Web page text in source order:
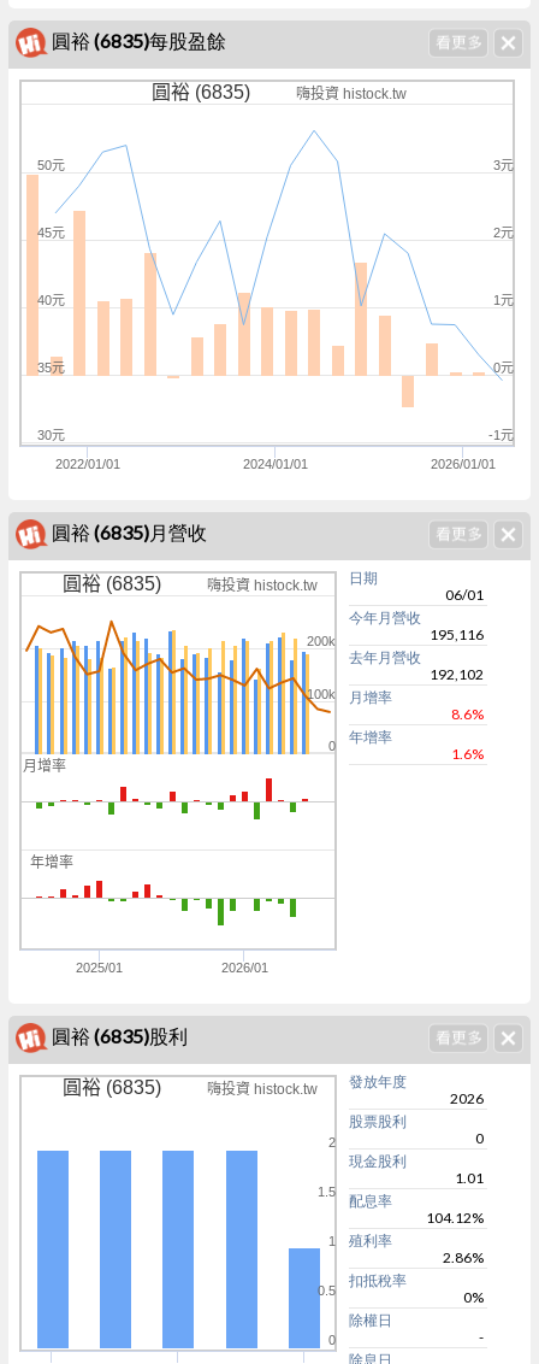
圓裕 (6835)每股盈餘
圓裕 (6835) 嗨投資 histock.tw
2022/01/01 2024/01/01 2026/01/01
-1元
0元
1元
2元
3元
30元
35元
40元
45元
50元
圓裕 (6835)月營收
月增率
年增率
圓裕 (6835) 嗨投資 histock.tw
2025/01 2026/01
0
100k
200k
日期
06/01
今年月營收
195,116
去年月營收
192,102
月增率
8.6%
年增率
1.6%
圓裕 (6835)股利
圓裕 (6835) 嗨投資 histock.tw
0
0.5
1
1.5
2
發放年度
2026
股票股利
0
現金股利
1.01
配息率
104.12%
殖利率
2.86%
扣抵稅率
0%
除權日
-
除息日